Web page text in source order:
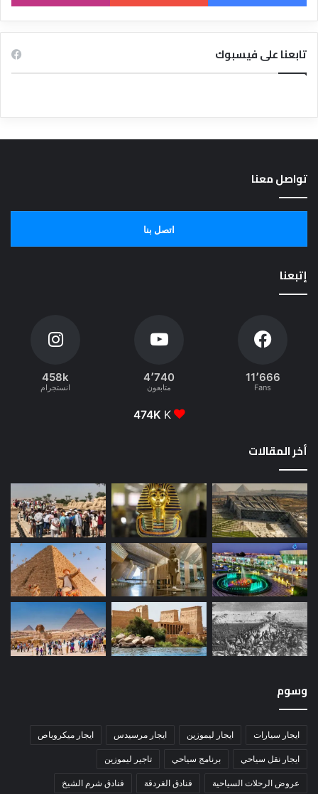
تابعنا على فيسبوك
تواصل معنا
اتصل بنا
إتبعنا
11٬666
Fans
4٬740
متابعون
458k
انستجرام
474K K
أخر المقالات
وسوم
ايجار سيارات ايجار ليموزين ايجار مرسيدس ايجار ميكروباص
ايجار نقل سياحي برنامج سياحي تاجير ليموزين
عروض الرحلات السياحية فنادق الغردقة فنادق شرم الشيخ